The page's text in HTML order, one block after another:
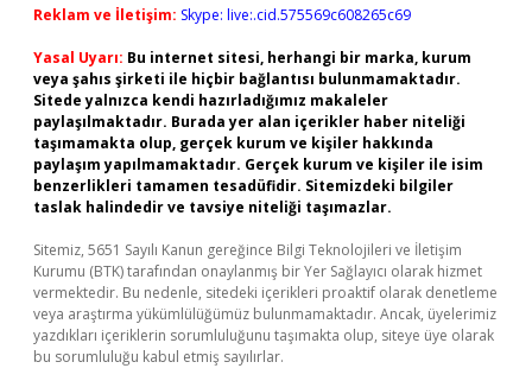
Reklam ve İletişim: Skype: live:.cid.575569c608265c69
Yasal Uyarı: Bu internet sitesi, herhangi bir marka, kurum
veya şahıs şirketi ile hiçbir bağlantısı bulunmamaktadır.
Sitede yalnızca kendi hazırladığımız makaleler
paylaşılmaktadır. Burada yer alan içerikler haber niteliği
taşımamakta olup, gerçek kurum ve kişiler hakkında
paylaşım yapılmamaktadır. Gerçek kurum ve kişiler ile isim
benzerlikleri tamamen tesadüfidir. Sitemizdeki bilgiler
taslak halindedir ve tavsiye niteliği taşımazlar.
Sitemiz, 5651 Sayılı Kanun gereğince Bilgi Teknolojileri ve İletişim
Kurumu (BTK) tarafından onaylanmış bir Yer Sağlayıcı olarak hizmet
vermektedir. Bu nedenle, sitedeki içerikleri proaktif olarak denetleme
veya araştırma yükümlülüğümüz bulunmamaktadır. Ancak, üyelerimiz
yazdıkları içeriklerin sorumluluğunu taşımakta olup, siteye üye olarak
bu sorumluluğu kabul etmiş sayılırlar.